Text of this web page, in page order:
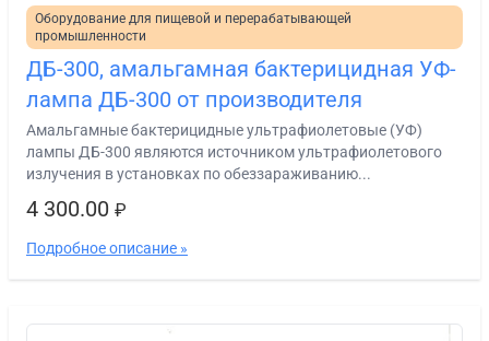
Оборудование для пищевой и перерабатывающей
промышленности
ДБ-300, амальгамная бактерицидная УФ-
лампа ДБ-300 от производителя
Амальгамные бактерицидные ультрафиолетовые (УФ)
лампы ДБ-300 являются источником ультрафиолетового
излучения в установках по обеззараживанию...
4 300.00 ₽
Подробное описание »